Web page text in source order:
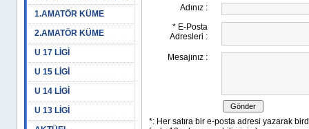
1.AMATÖR KÜME
2.AMATÖR KÜME
U 17 LİGİ
U 15 LİGİ
U 14 LİGİ
U 13 LİGİ